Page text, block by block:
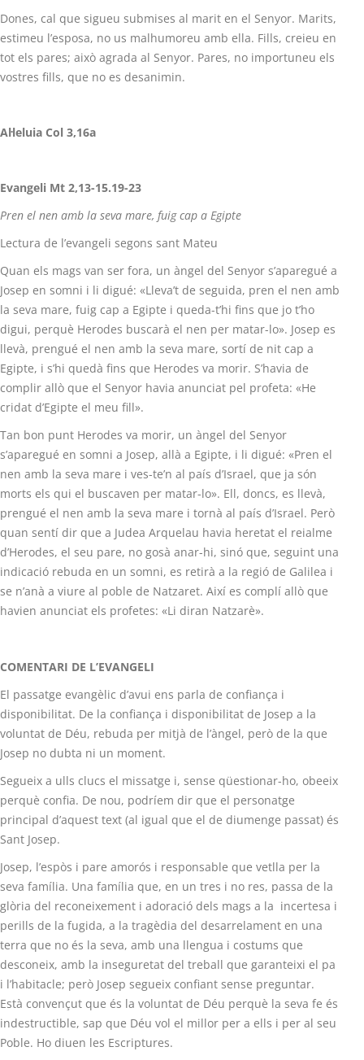
Dones, cal que sigueu submises al marit en el Senyor. Marits,
estimeu l’esposa, no us malhumoreu amb ella. Fills, creieu en
tot els pares; això agrada al Senyor. Pares, no importuneu els
vostres fills, que no es desanimin.
Al·leluia Col 3,16a
Evangeli Mt 2,13-15.19-23
Pren el nen amb la seva mare, fuig cap a Egipte
Lectura de l’evangeli segons sant Mateu
Quan els mags van ser fora, un àngel del Senyor s’aparegué a
Josep en somni i li digué: «Lleva’t de seguida, pren el nen amb
la seva mare, fuig cap a Egipte i queda-t’hi fins que jo t’ho
digui, perquè Herodes buscarà el nen per matar-lo». Josep es
llevà, prengué el nen amb la seva mare, sortí de nit cap a
Egipte, i s’hi quedà fins que Herodes va morir. S’havia de
complir allò que el Senyor havia anunciat pel profeta: «He
cridat d’Egipte el meu fill».
Tan bon punt Herodes va morir, un àngel del Senyor
s’aparegué en somni a Josep, allà a Egipte, i li digué: «Pren el
nen amb la seva mare i ves-te’n al país d’Israel, que ja són
morts els qui el buscaven per matar-lo». Ell, doncs, es llevà,
prengué el nen amb la seva mare i tornà al país d’Israel. Però
quan sentí dir que a Judea Arquelau havia heretat el reialme
d’Herodes, el seu pare, no gosà anar-hi, sinó que, seguint una
indicació rebuda en un somni, es retirà a la regió de Galilea i
se n’anà a viure al poble de Natzaret. Així es complí allò que
havien anunciat els profetes: «Li diran Natzarè».
COMENTARI DE L’EVANGELI
El passatge evangèlic d’avui ens parla de confiança i
disponibilitat. De la confiança i disponibilitat de Josep a la
voluntat de Déu, rebuda per mitjà de l’àngel, però de la que
Josep no dubta ni un moment.
Segueix a ulls clucs el missatge i, sense qüestionar-ho, obeeix
perquè confia. De nou, podríem dir que el personatge
principal d’aquest text (al igual que el de diumenge passat) és
Sant Josep.
Josep, l’espòs i pare amorós i responsable que vetlla per la
seva família. Una família que, en un tres i no res, passa de la
glòria del reconeixement i adoració dels mags a la incertesa i
perills de la fugida, a la tragèdia del desarrelament en una
terra que no és la seva, amb una llengua i costums que
desconeix, amb la inseguretat del treball que garanteixi el pa
i l’habitacle; però Josep segueix confiant sense preguntar.
Està convençut que és la voluntat de Déu perquè la seva fe és
indestructible, sap que Déu vol el millor per a ells i per al seu
Poble. Ho diuen les Escriptures.